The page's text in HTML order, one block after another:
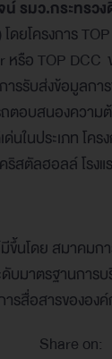
น์ รมว.กระทรว
โดยโครงการ
รือ TOP DCC
ารรับส่งข้อมูลกา
ตอบสนองความ
นในประเภท โค
ตัลฮอลล์ โรงแ
นโดย สมาคมกา
บมาตรฐานการ
รสื่อสารขององค์
Share on: